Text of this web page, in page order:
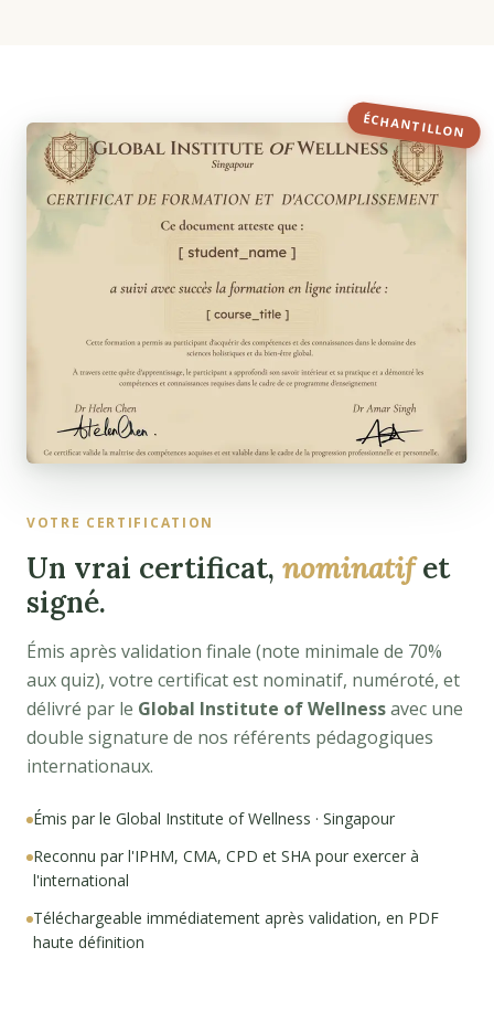
ÉCHANTILLON
VOTRE CERTIFICATION
Un vrai certificat, nominatifet
signé.
Émis après validation finale (note minimale de 70%
aux quiz), votre certificat est nominatif, numéroté, et
délivré par le Global Institute of Wellnessavec une
double signature de nos référents pédagogiques
internationaux.
Émis par le Global Institute of Wellness · Singapour
Reconnu par l'IPHM, CMA, CPD et SHA pour exercer à
l'international
Téléchargeable immédiatement après validation, en PDF
haute définition